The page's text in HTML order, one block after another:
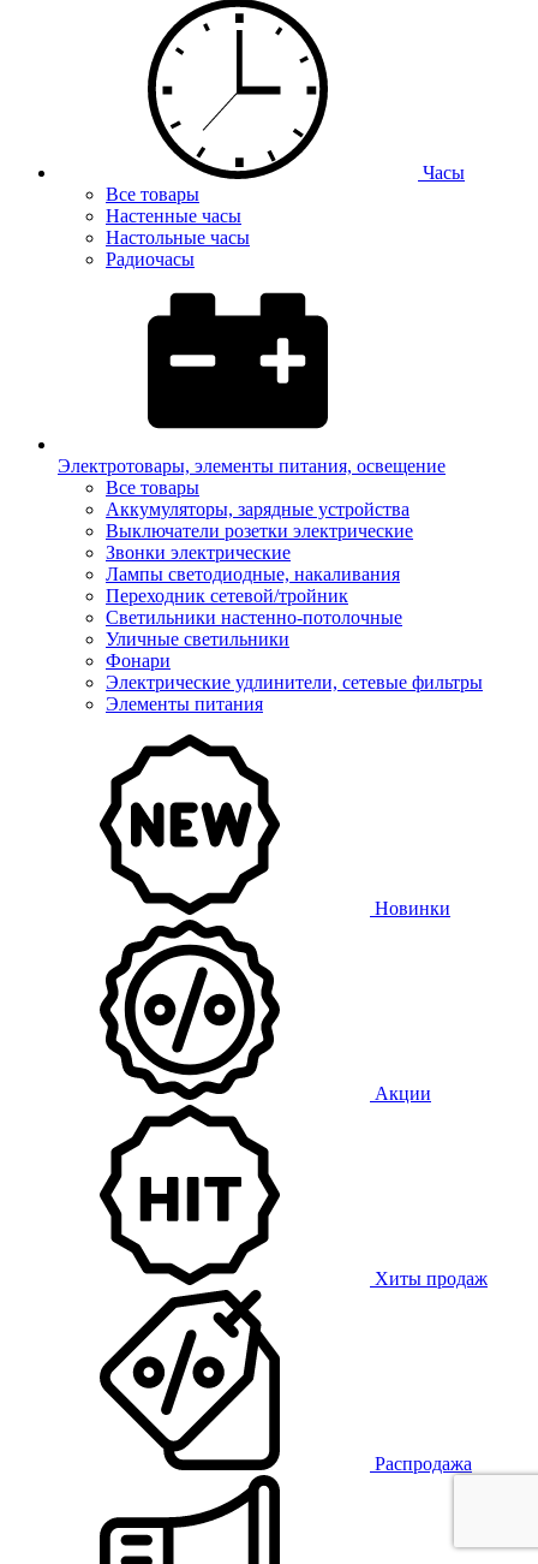
Часы
Все товары
Настенные часы
Настольные часы
Радиочасы
Электротовары, элементы питания, освещение
Все товары
Аккумуляторы, зарядные устройства
Выключатели розетки электрические
Звонки электрические
Лампы светодиодные, накаливания
Переходник сетевой/тройник
Светильники настенно-потолочные
Уличные светильники
Фонари
Электрические удлинители, сетевые фильтры
Элементы питания
Новинки
Акции
Хиты продаж
Распродажа